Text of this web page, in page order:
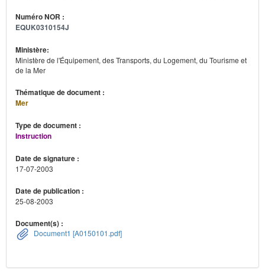
Numéro NOR :
EQUK0310154J
Ministère:
Ministère de l'Équipement, des Transports, du Logement, du Tourisme et
de la Mer
Thématique de document :
Mer
Type de document :
Instruction
Date de signature :
17-07-2003
Date de publication :
25-08-2003
Document(s) :
Document1 [A0150101.pdf]